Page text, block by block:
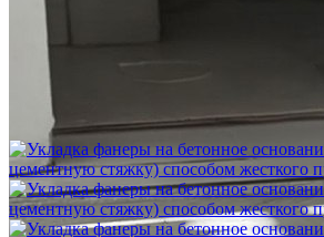
Шлифовка стяжки с сохранением уклона
1 500 ₽